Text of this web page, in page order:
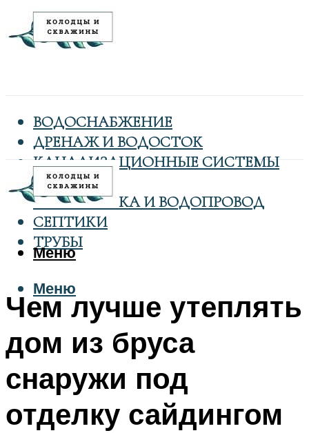
ВОДОСНАБЖЕНИЕ
ДРЕНАЖ И ВОДОСТОК
КАНАЛИЗАЦИОННЫЕ СИСТЕМЫ
КОЛОДЦЫ
САНТЕХНИКА И ВОДОПРОВОД
СЕПТИКИ
ТРУБЫ
Меню
Меню
Чем лучше утеплять
дом из бруса
снаружи под
отделку сайдингом